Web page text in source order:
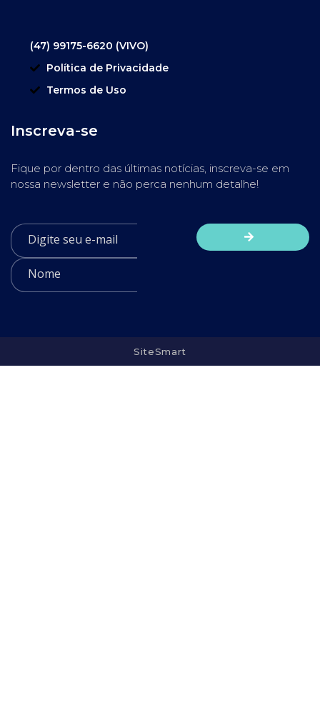
(47) 99175-6620 (VIVO)
Política de Privacidade
Termos de Uso
Inscreva-se
Fique por dentro das últimas notícias, inscreva-se em
nossa newsletter e não perca nenhum detalhe!
SiteSmart